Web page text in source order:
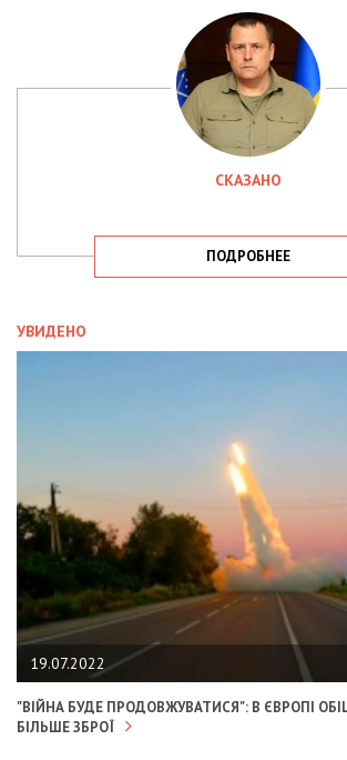
СКАЗАНО
ПОДРОБНЕЕ
УВИДЕНО
19.07.2022
"ВІЙНА БУДЕ ПРОДОВЖУВАТИСЯ": В ЄВРОПІ
БІЛЬШЕ ЗБРОЇ